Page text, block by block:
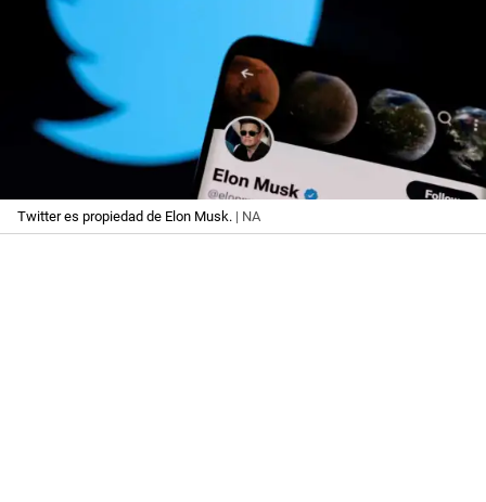
Twitter es propiedad de Elon Musk. | NA